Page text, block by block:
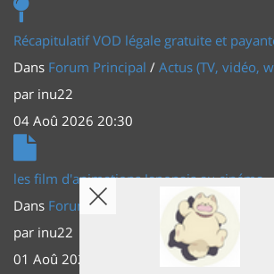
Récapitulatif VOD légale gratuite et
Dans Forum Principal / Actus (TV, vidéo,
par inu22
04 Aoû 2026 20:30
les film d'animations Japonais au cinéma
Dans Forum Principal
Actus (TV, vidéo,
par inu22
01 Aoû 2026 20:56